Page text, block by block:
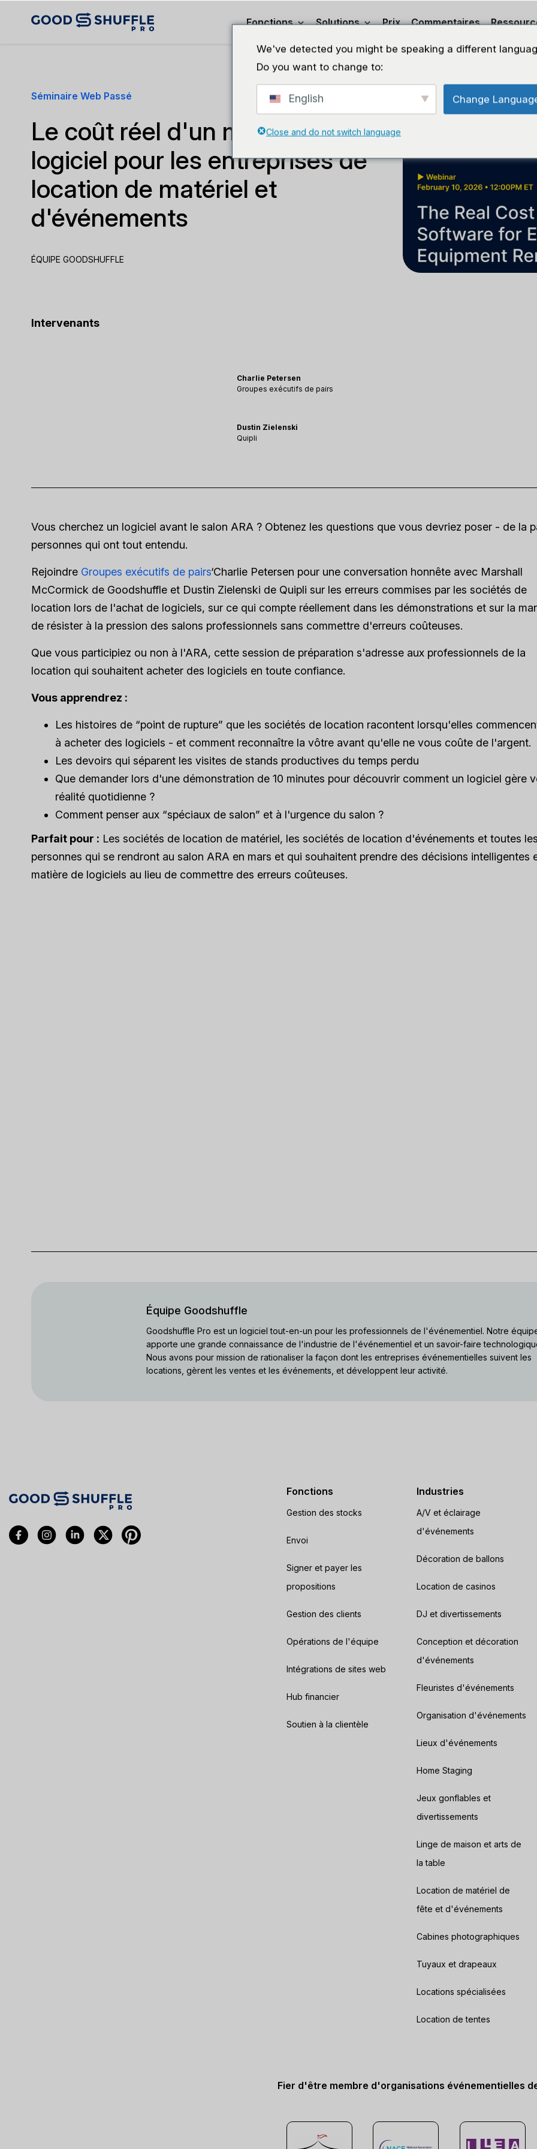
Fonctions Solutions Prix Commentaires
Séminaire Web Passé
Le coût réel d'un mauvais
logiciel pour les entreprises de
location de matériel et
d'événements
ÉQUIPE GOODSHUFFLE
Intervenants
Charlie Petersen
Groupes exécutifs de pairs
Dustin Zielenski
Quipli
Vous cherchez un logiciel avant le salon ARA ? Obtenez les questions que vous devriez poser - de la
personnes qui ont tout entendu.
Rejoindre Groupes exécutifs de pairs‘Charlie Petersen pour une conversation honnête avec Marshall
McCormick de Goodshuffle et Dustin Zielenski de Quipli sur les erreurs commises par les sociétés de
location lors de l'achat de logiciels, sur ce qui compte réellement dans les démonstrations et sur la
de résister à la pression des salons professionnels sans commettre d'erreurs coûteuses.
Que vous participiez ou non à l'ARA, cette session de préparation s'adresse aux professionnels de la
location qui souhaitent acheter des logiciels en toute confiance.
Vous apprendrez :
Les histoires de “point de rupture” que les sociétés de location racontent lorsqu'elles
à acheter des logiciels - et comment reconnaître la vôtre avant qu'elle ne vous coûte de l'argent.
Les devoirs qui séparent les visites de stands productives du temps perdu
Que demander lors d'une démonstration de 10 minutes pour découvrir comment un logiciel gère
réalité quotidienne ?
Comment penser aux “spéciaux de salon” et à l'urgence du salon ?
Parfait pour : Les sociétés de location de matériel, les sociétés de location d'événements et toutes
personnes qui se rendront au salon ARA en mars et qui souhaitent prendre des décisions intelligentes
matière de logiciels au lieu de commettre des erreurs coûteuses.
Équipe Goodshuffle
Goodshuffle Pro est un logiciel tout-en-un pour les professionnels de l'événementiel. Notre
apporte une grande connaissance de l'industrie de l'événementiel et un savoir-faire
Nous avons pour mission de rationaliser la façon dont les entreprises événementielles suivent les
locations, gèrent les ventes et les événements, et développent leur activité.
Fonctions
Gestion des stocks
Envoi
Signer et payer les
propositions
Gestion des clients
Opérations de l'équipe
Intégrations de sites web
Hub financier
Soutien à la clientèle
Industries
A/V et éclairage
d'événements
Décoration de ballons
Location de casinos
DJ et divertissements
Conception et décoration
d'événements
Fleuristes d'événements
Organisation d'événements
Lieux d'événements
Home Staging
Jeux gonflables et
divertissements
Linge de maison et arts de
la table
Location de matériel de
fête et d'événements
Cabines photographiques
Tuyaux et drapeaux
Locations spécialisées
Location de tentes
Fier d'être membre d'organisations événementielles
We've detected you might be speaking a different
Do you want to change to:
English Change
Close and do not switch language